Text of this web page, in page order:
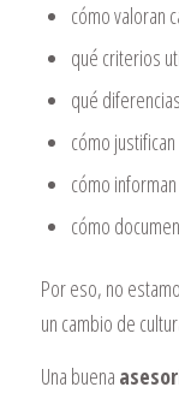
cómo valoran
qué criterios
qué
cómo
cómo
cómo
Por eso, no
un cambio de
Una buena